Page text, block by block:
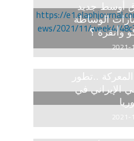
أوسط جديد
الوساطة
وأنقرة ؟
2021-
..تطور
الإيراني في
2021-